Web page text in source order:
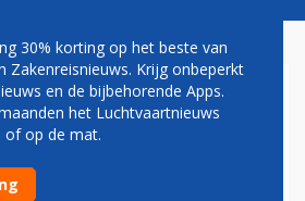
OP SCHIPHOL
VOOR
IN AFRIKA
30% korting op het beste van
Zakenreisnieuws. Krijg onbeperkt
en de bijbehorende Apps.
het Luchtvaartnieuws
of op de mat.